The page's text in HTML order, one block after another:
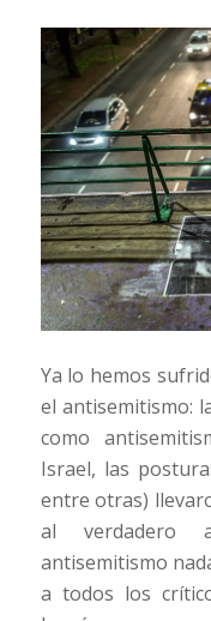
Ya lo hemos
el antisemitismo:
como
Israel, las
entre otras)
al verdadero
antisemitismo
a todos los